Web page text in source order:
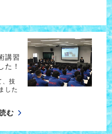
講習
た！
、技
した
む